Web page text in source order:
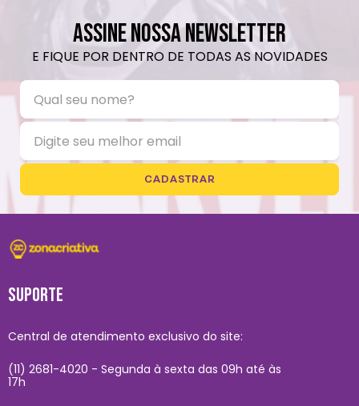
ASSINE NOSSA NEWSLETTER
E FIQUE POR DENTRO DE TODAS AS NOVIDADES
CADASTRAR
SUPORTE
Central de atendimento exclusivo do site:
(11) 2681-4020 - Segunda à sexta das 09h até às
17h